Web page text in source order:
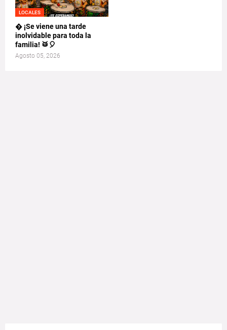
LOCALES
� ¡Se viene una tarde
inolvidable para toda la
familia! 🥁🎈
Agosto 05, 2026